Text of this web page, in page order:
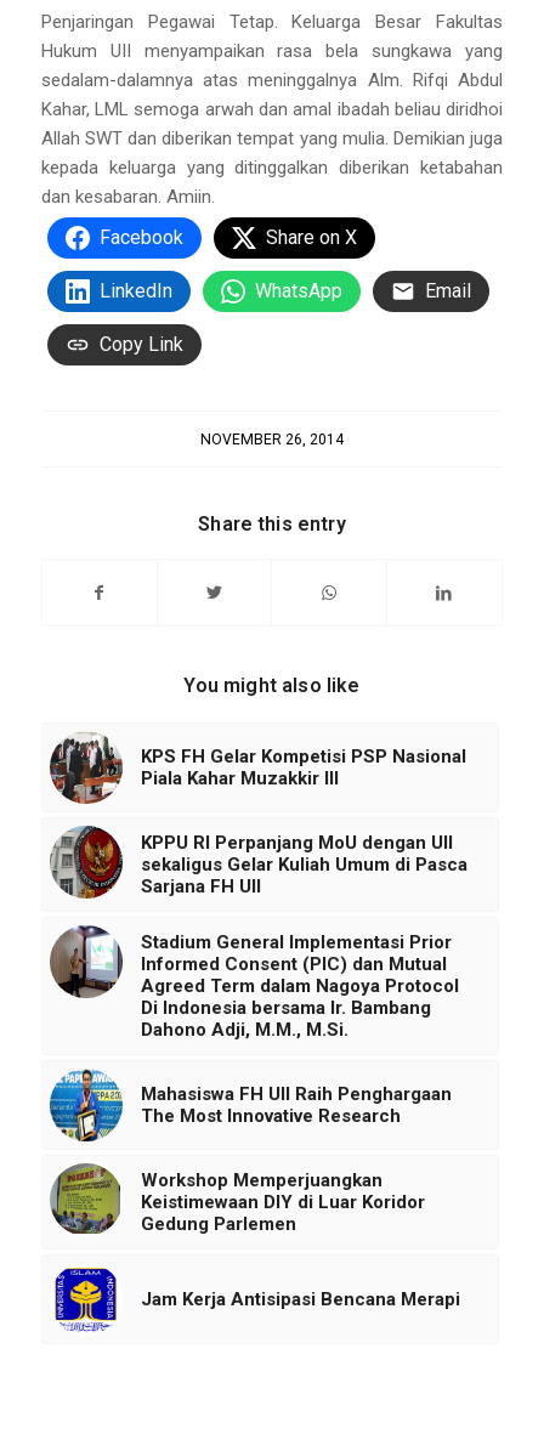
Penjaringan Pegawai Tetap. Keluarga Besar Fakultas
Hukum UII menyampaikan rasa bela sungkawa yang
sedalam-dalamnya atas meninggalnya Alm. Rifqi Abdul
Kahar, LML semoga arwah dan amal ibadah beliau diridhoi
Allah SWT dan diberikan tempat yang mulia. Demikian juga
kepada keluarga yang ditinggalkan diberikan ketabahan
dan kesabaran. Amiin.
Facebook Share on X
LinkedIn WhatsApp Email
Copy Link
NOVEMBER 26, 2014
Share this entry
You might also like
KPS FH Gelar Kompetisi PSP Nasional
Piala Kahar Muzakkir III
KPPU RI Perpanjang MoU dengan UII
sekaligus Gelar Kuliah Umum di Pasca
Sarjana FH UII
Stadium General Implementasi Prior
Informed Consent (PIC) dan Mutual
Agreed Term dalam Nagoya Protocol
Di Indonesia bersama Ir. Bambang
Dahono Adji, M.M., M.Si.
Mahasiswa FH UII Raih Penghargaan
The Most Innovative Research
Workshop Memperjuangkan
Keistimewaan DIY di Luar Koridor
Gedung Parlemen
Jam Kerja Antisipasi Bencana Merapi